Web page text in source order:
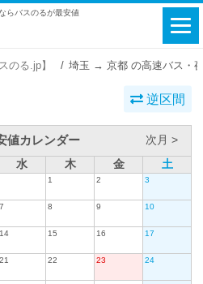
らバスのるが最安値
のる.jp】 埼玉 → 京都 の高速バス・
逆区間
値カレンダー
次月 >
水 木 金 土
1 2 3
7 8 9 10
14 15 16 17
21 22 23 24